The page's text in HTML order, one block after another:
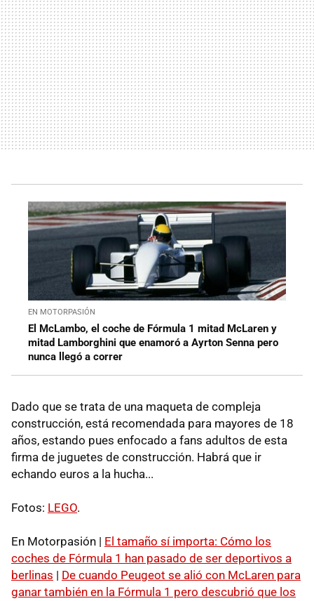
EN MOTORPASIÓN
El McLambo, el coche de Fórmula 1 mitad McLaren y
mitad Lamborghini que enamoró a Ayrton Senna pero
nunca llegó a correr
Dado que se trata de una maqueta de compleja
construcción, está recomendada para mayores de 18
años, estando pues enfocado a fans adultos de esta
firma de juguetes de construcción. Habrá que ir
echando euros a la hucha...
Fotos: LEGO.
En Motorpasión | El tamaño sí importa: Cómo los
coches de Fórmula 1 han pasado de ser deportivos a
berlinas | De cuando Peugeot se alió con McLaren para
ganar también en la Fórmula 1 pero descubrió que los